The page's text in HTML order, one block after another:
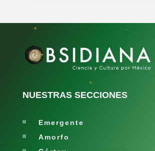
NUESTRAS SECCIONES
Emergente
Amorfo